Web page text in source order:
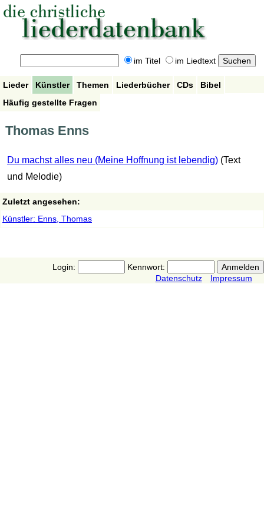
im Titel im Liedtext
Lieder Künstler Themen Liederbücher CDs
Bibel
Häufig gestellte Fragen
Thomas Enns
Du machst alles neu (Meine Hoffnung ist lebendig) (Text
und Melodie)
Zuletzt angesehen:
Künstler: Enns, Thomas
Login:
Kennwort:
Datenschutz
Impressum